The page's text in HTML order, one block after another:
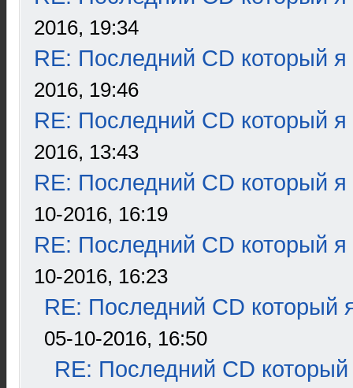
2016, 19:34
RE: Последний CD который я
2016, 19:46
RE: Последний CD который я
2016, 13:43
RE: Последний CD который я
10-2016, 16:19
RE: Последний CD который я
10-2016, 16:23
RE: Последний CD который
05-10-2016, 16:50
RE: Последний CD который